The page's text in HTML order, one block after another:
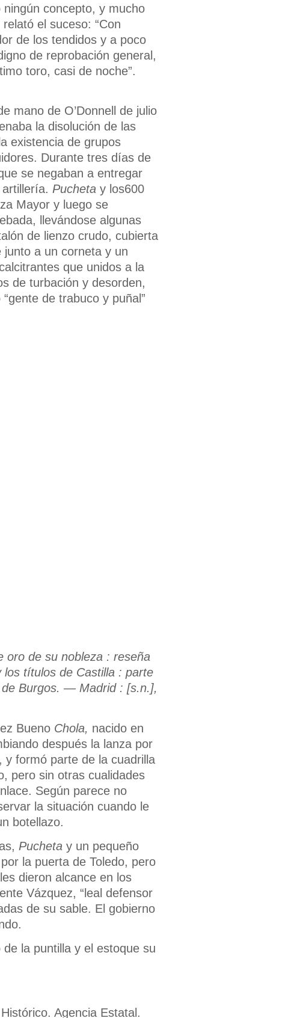
concepto, y mucho
el suceso: “Con
de los tendidos y a poco
de reprobación general,
toro, casi de noche”.
mano de O’Donnell de julio
la disolución de las
existencia de grupos
Durante tres días de
se negaban a entregar
Pucheta y los600
Mayor y luego se
llevándose algunas
de lienzo crudo, cubierta
junto a un corneta y un
que unidos a la
de turbación y desorden,
de trabuco y puñal”
oro de su nobleza : reseña
títulos de Castilla : parte
de Burgos. — Madrid : [s.n.],
Bueno Chola, nacido en
después la lanza por
y formó parte de la cuadrilla
pero sin otras cualidades
Según parece no
la situación cuando le
botellazo.
Pucheta y un pequeño
la puerta de Toledo, pero
dieron alcance en los
Vázquez, “leal defensor
de su sable. El gobierno
la puntilla y el estoque su
Agencia Estatal.